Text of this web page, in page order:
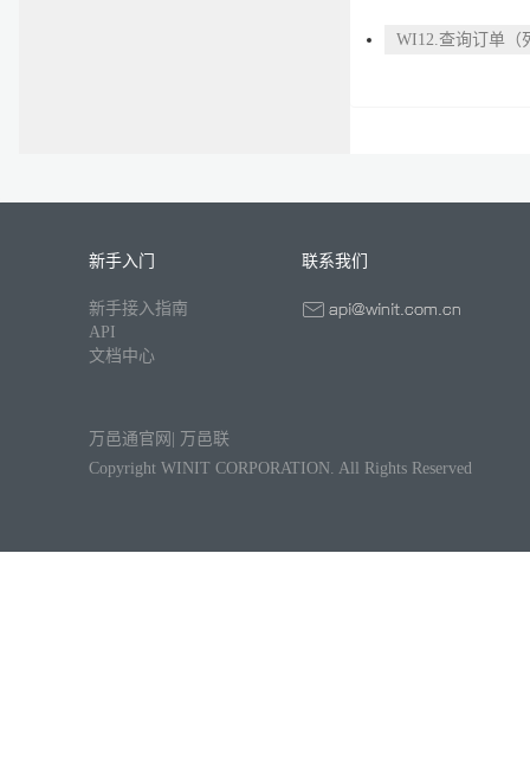
WI12.查询订单（
新手入门
新手接入指南
API
文档中心
联系我们
万邑通官网
万邑联
Copyright WINIT CORPORATION. All Rights Reserved